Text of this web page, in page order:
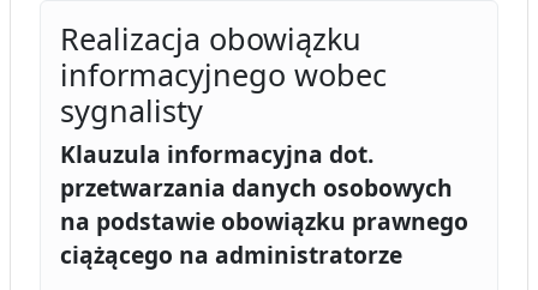
Realizacja obowiązku
informacyjnego wobec
sygnalisty
Klauzula informacyjna dot.
przetwarzania danych osobowych
na podstawie obowiązku prawnego
ciążącego na administratorze